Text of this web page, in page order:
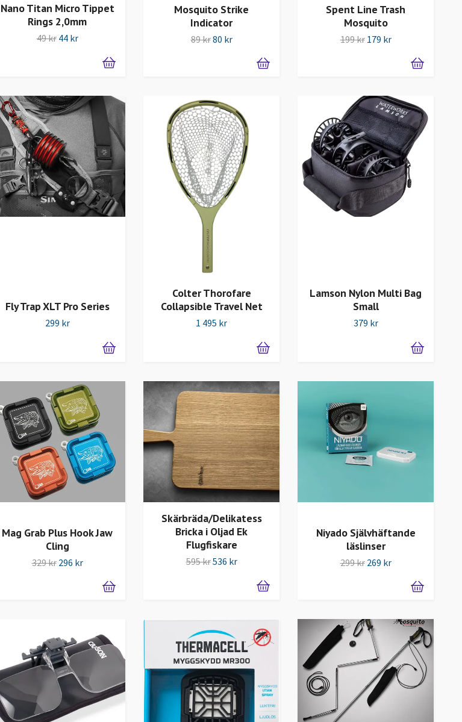
Nano Titan Micro Tippet
Rings 2,0mm
49 kr 44 kr
Mosquito Strike
Indicator
89 kr80 kr
Spent Line Trash
Mosquito
199 kr 179 kr
Fly Trap XLT Pro Series
299 kr
Colter Thorofare
Collapsible Travel Net
1 495 kr
Lamson Nylon Multi Bag
Small
379 kr
Mag Grab Plus Hook Jaw
Cling
329 kr 296 kr
Skärbräda/Delikatess
Bricka i Oljad Ek
Flugfiskare
595 kr536 kr
Niyado Självhäftande
läslinser
299 kr 269 kr